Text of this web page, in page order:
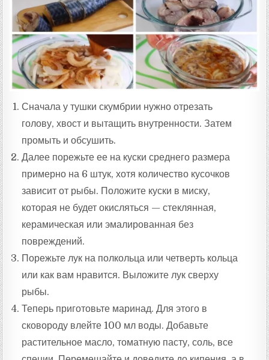
Сначала у тушки скумбрии нужно отрезать
голову, хвост и вытащить внутренности. Затем
промыть и обсушить.
Далее порежьте ее на куски среднего размера
примерно на 6 штук, хотя количество кусочков
зависит от рыбы. Положите куски в миску,
которая не будет окисляться — стеклянная,
керамическая или эмалированная без
повреждений.
Порежьте лук на полкольца или четверть кольца
или как вам нравится. Выложите лук сверху
рыбы.
Теперь приготовьте маринад. Для этого в
сковороду влейте 100 мл воды. Добавьте
растительное масло, томатную пасту, соль, все